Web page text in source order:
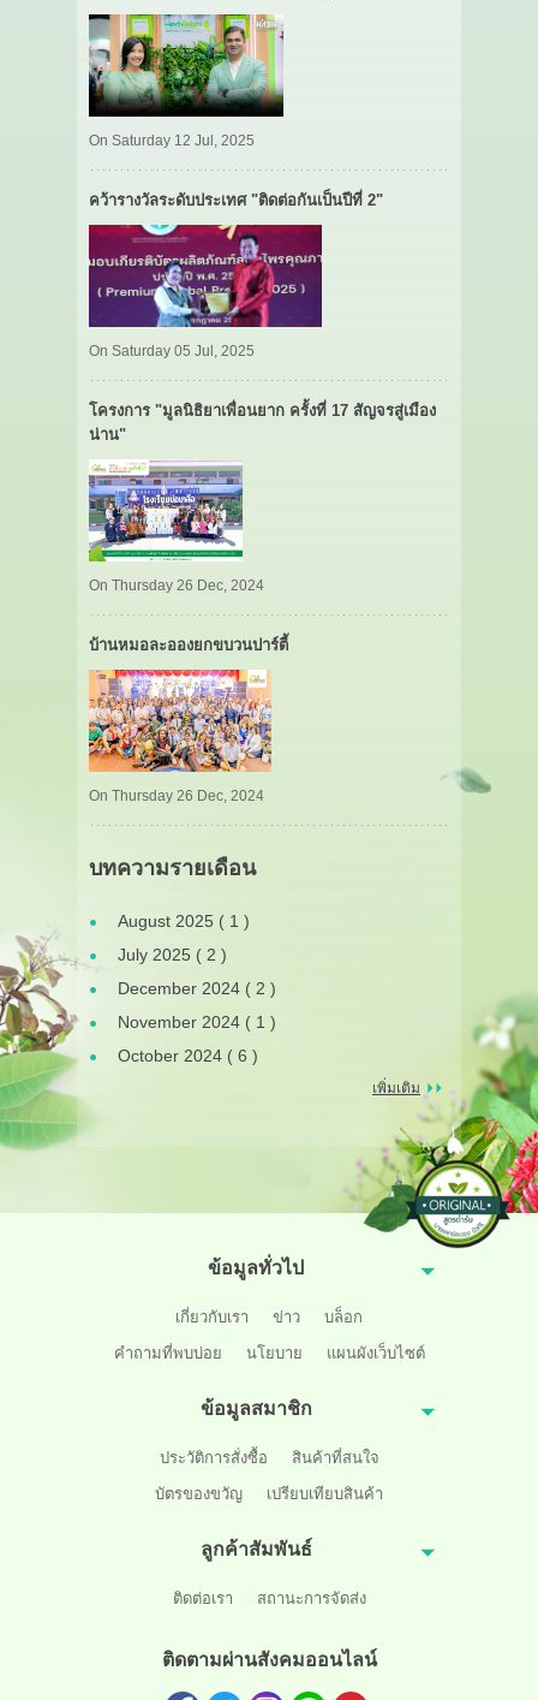
On Saturday 12 Jul, 2025
คว้ารางวัลระดับประเทศ "ติดต่อกันเป็นปีที่ 2"
On Saturday 05 Jul, 2025
โครงการ "มูลนิธิยาเพื่อนยาก ครั้งที่ 17 สัญจรสู่เมือง
น่าน"
On Thursday 26 Dec, 2024
บ้านหมอละอองยกขบวนปาร์ตี้
On Thursday 26 Dec, 2024
บทความรายเดือน
August 2025 ( 1 )
July 2025 ( 2 )
December 2024 ( 2 )
November 2024 ( 1 )
October 2024 ( 6 )
เพิ่มเติม
ข้อมูลทั่วไป
เกี่ยวกับเรา ข่าว
บล็อก
คำถามที่พบบ่อย
นโยบาย แผนผังเว็บไซต์
ข้อมูลสมาชิก
ประวัติการสั่งซื้อ
สินค้าที่สนใจ
บัตรของขวัญ
เปรียบเทียบสินค้า
ลูกค้าสัมพันธ์
ติดต่อเรา สถานะการจัดส่ง
ติดตามผ่านสังคมออนไลน์